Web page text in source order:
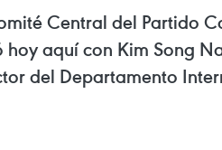
Central del Partido
hoy aquí con Kim Song
del Departamento